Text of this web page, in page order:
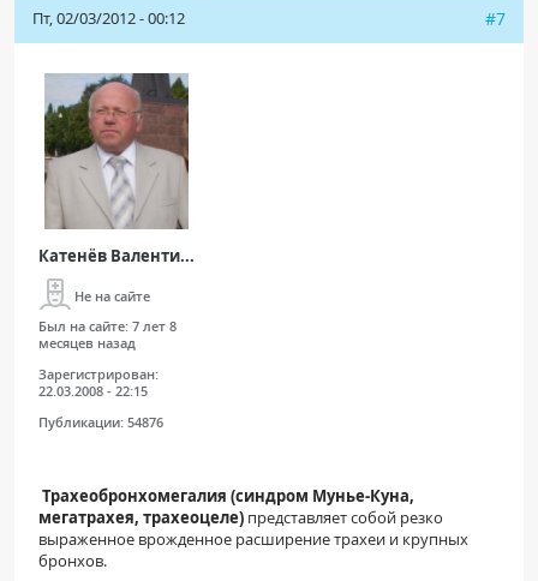
Пт, 02/03/2012 - 00:12 #7
Катенёв Валенти...
Не на сайте
Был на сайте: 7 лет 8
месяцев назад
Зарегистрирован:
22.03.2008 - 22:15
Публикации: 54876
Трахеобронхомегалия (синдром Мунье-Куна,
мегатрахея, трахеоцеле) представляет собой резко
выраженное врожденное расширение трахеи и крупных
бронхов.